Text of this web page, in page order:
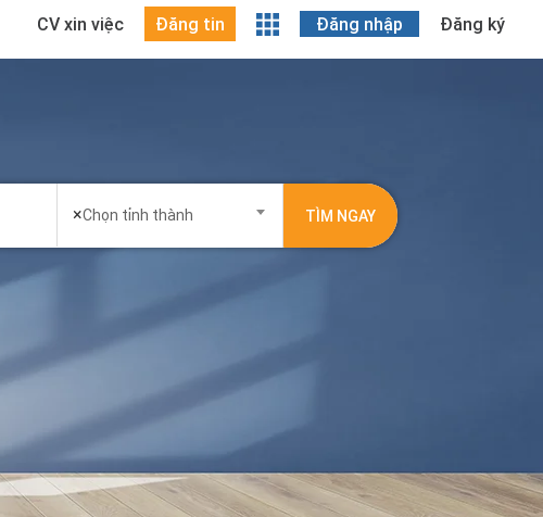
CV xin việc Đăng tin Đăng nhập Đăng ký
×Chọn tỉnh thành TÌM NGAY